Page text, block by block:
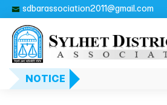
sdbarassociation2011@gmail.com
NOTICE